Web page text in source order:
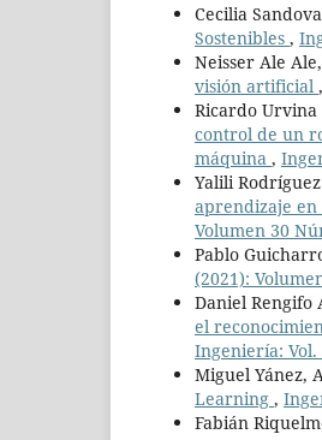
Cecilia
Sostenibles ,
Neisser Ale
visión artificial ,
Ricardo
control de un
máquina ,
Yalili
aprendizaje en
Volumen 30
Pablo
(2021):
Daniel Rengifo
el
Ingeniería: Vol.
Miguel Yánez,
Learning ,
Fabián